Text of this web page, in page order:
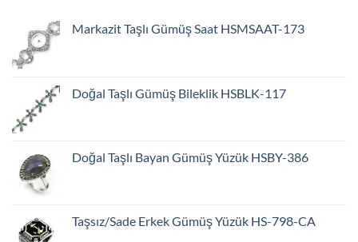
Markazit Taşlı Gümüş Saat HSMSAAT-173
Doğal Taşlı Gümüş Bileklik HSBLK-117
Doğal Taşlı Bayan Gümüş Yüzük HSBY-386
Taşsız/Sade Erkek Gümüş Yüzük HS-798-CA